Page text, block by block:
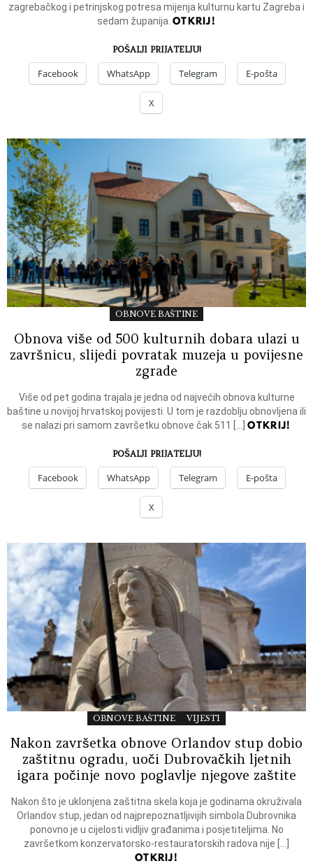
zagrebačkog i petrinjskog potresa mijenja kulturnu kartu Zagreba i
sedam županija. OTKRIJ!
POŠALJI PRIJATELJU!
Facebook WhatsApp Telegram E-pošta
X
OBNOVE BAŠTINE
Obnova više od 500 kulturnih dobara ulazi u
završnicu, slijedi povratak muzeja u povijesne
zgrade
Više od pet godina trajala je jedna od najvećih obnova kulturne
baštine u novijoj hrvatskoj povijesti. U tom je razdoblju obnovljena ili
se nalazi pri samom završetku obnove čak 511 […]OTKRIJ!
POŠALJI PRIJATELJU!
Facebook WhatsApp Telegram E-pošta
X
OBNOVE BAŠTINE VIJESTI
Nakon završetka obnove Orlandov stup dobio
zaštitnu ogradu, uoči Dubrovačkih ljetnih
igara počinje novo poglavlje njegove zaštite
Nakon što je uklonjena zaštitna skela koja je godinama okruživala
Orlandov stup, jedan od najprepoznatljivijih simbola Dubrovnika
ponovno je u cijelosti vidljiv građanima i posjetiteljima. No
završetkom konzervatorsko-restauratorskih radova nije […]
OTKRIJ!